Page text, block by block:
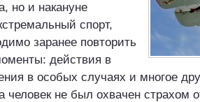
но и накануне
спорт,
заранее повторить
действия в
в особых случаях и многое
человек не был охвачен страхом